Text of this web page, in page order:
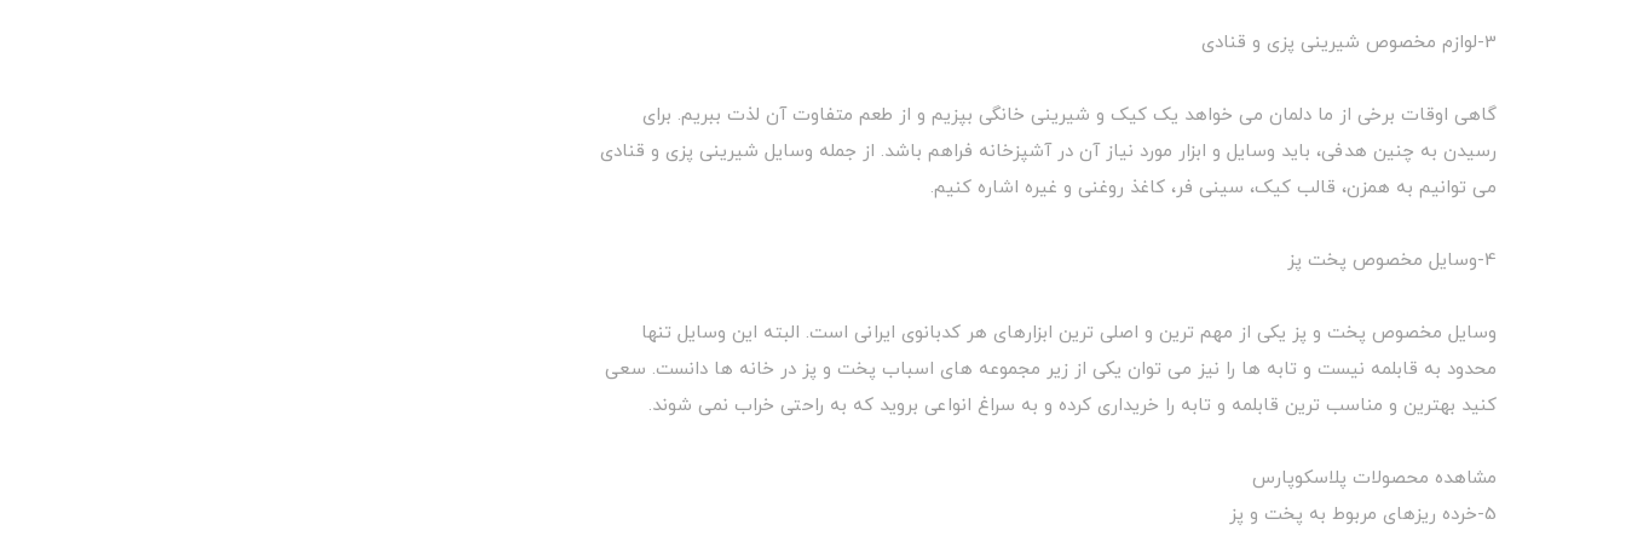
3-لوازم مخصوص شیرینی پزی و قنادی
گاهی اوقات برخی از ما دلمان می خواهد یک کیک و شیرینی خانگی بپزیم و از طعم متفاوت آن لذت ببریم. برای
رسیدن به چنین هدفی، باید وسایل و ابزار مورد نیاز آن در آشپزخانه فراهم باشد. از جمله وسایل شیرینی پزی و قنادی
می توانیم به همزن، قالب کیک، سینی فر، کاغذ روغنی و غیره اشاره کنیم.
4-وسایل مخصوص پخت پز
وسایل مخصوص پخت و پز یکی از مهم ترین و اصلی ترین ابزارهای هر کدبانوی ایرانی است. البته این وسایل تنها
محدود به قابلمه نیست و تابه ها را نیز می توان یکی از زیر مجموعه های اسباب پخت و پز در خانه ها دانست. سعی
کنید بهترین و مناسب ترین قابلمه و تابه را خریداری کرده و به سراغ انواعی بروید که به راحتی خراب نمی شوند.
مشاهده محصولات پلاسکوپارس
5-خرده ریزهای مربوط به پخت و پز